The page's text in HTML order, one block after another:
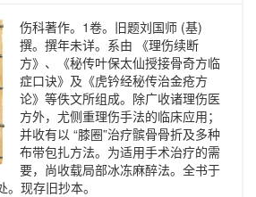
伤科著作。1卷。旧题刘国师 (基)
撰。撰年未详。系由 《理伤续断
方》、《秘传叶保太仙授接骨奇方临
症口诀》及《虎钤经秘传治金疮方
论》等佚文所组成。除广收诸理伤医
方外，尤侧重理伤手法的临床应用；
并收有以 “膝圈”治疗髌骨骨折及多种
布带包扎方法。为适用手术治疗的需
要，尚收载局部冰冻麻醉法。全书于
现存旧抄本。